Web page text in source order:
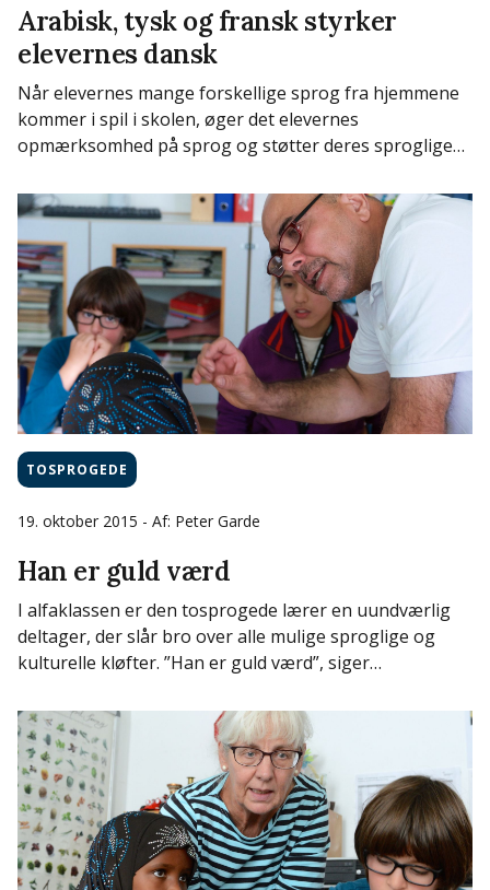
Arabisk, tysk og fransk styrker
elevernes dansk
Når elevernes mange forskellige sprog fra hjemmene
kommer i spil i skolen, øger det elevernes
opmærksomhed på sprog og støtter deres sproglige…
TOSPROGEDE
19. oktober 2015 - Af: Peter Garde
Han er guld værd
I alfaklassen er den tosprogede lærer en uundværlig
deltager, der slår bro over alle mulige sproglige og
kulturelle kløfter. ”Han er guld værd”, siger…